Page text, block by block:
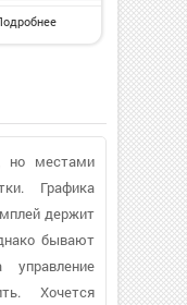
но местами
Графика
держит
бывают
Хочется